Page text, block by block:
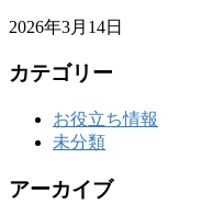
2026年3月14日
カテゴリー
お役立ち情報
未分類
アーカイブ